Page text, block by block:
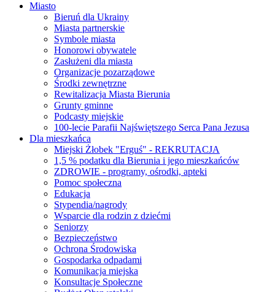
Miasto
Bieruń dla Ukrainy
Miasta partnerskie
Symbole miasta
Honorowi obywatele
Zasłużeni dla miasta
Organizacje pozarządowe
Środki zewnętrzne
Rewitalizacja Miasta Bierunia
Grunty gminne
Podcasty miejskie
100-lecie Parafii Najświętszego Serca Pana Jezusa
Dla mieszkańca
Miejski Żłobek "Erguś" - REKRUTACJA
1,5 % podatku dla Bierunia i jego mieszkańców
ZDROWIE - programy, ośrodki, apteki
Pomoc społeczna
Edukacja
Stypendia/nagrody
Wsparcie dla rodzin z dziećmi
Seniorzy
Bezpieczeństwo
Ochrona Środowiska
Gospodarka odpadami
Komunikacja miejska
Konsultacje Społeczne